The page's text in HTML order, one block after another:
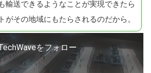
輸送できるようなことが実現できたら
がその地域にもたらされるのだから。
をフォロー